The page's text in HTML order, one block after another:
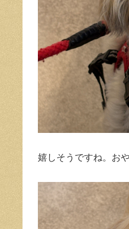
嬉しそうですね。お